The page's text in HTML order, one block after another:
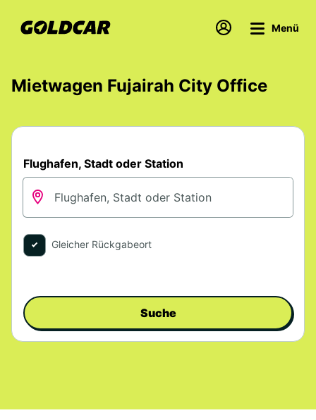
Menü
Mietwagen Fujairah City Office
Flughafen, Stadt oder Station
Gleicher Rückgabeort
Suche